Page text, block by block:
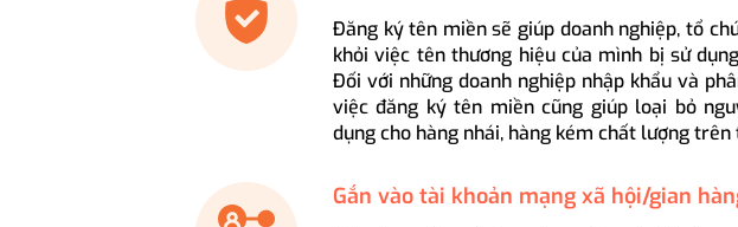
Đăng ký tên miền sẽ giúp doanh nghiệp, tổ
khỏi việc tên thương hiệu của mình bị sử
Đối với những doanh nghiệp nhập khẩu và
việc đăng ký tên miền cũng giúp loại bỏ
dụng cho hàng nhái, hàng kém chất lượng
Gắn vào tài khoản mạng xã hội/gian